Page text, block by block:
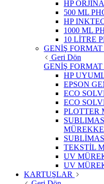
HP
500 ML
HP
1000 ML
10 LİTRE
GENİŞ
Geri Dön
GENİŞ
HP
EPSON
ECO
ECO
PLOTTER
TEKSTİL
UV
UV
KARTUŞLAR